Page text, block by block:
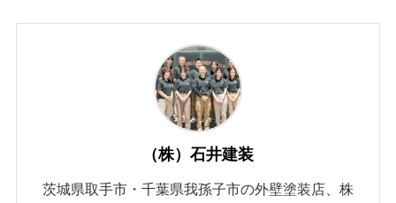
（株）石井建装
茨城県取手市・千葉県我孫子市の外壁塗装店、株